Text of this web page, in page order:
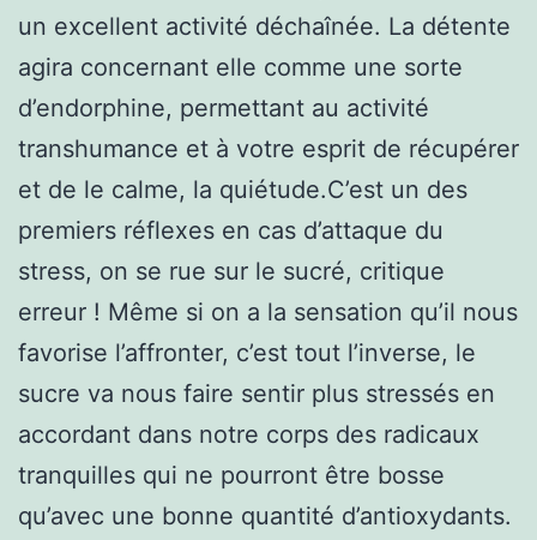
un excellent activité déchaînée. La détente
agira concernant elle comme une sorte
d’endorphine, permettant au activité
transhumance et à votre esprit de récupérer
et de le calme, la quiétude.C’est un des
premiers réflexes en cas d’attaque du
stress, on se rue sur le sucré, critique
erreur ! Même si on a la sensation qu’il nous
favorise l’affronter, c’est tout l’inverse, le
sucre va nous faire sentir plus stressés en
accordant dans notre corps des radicaux
tranquilles qui ne pourront être bosse
qu’avec une bonne quantité d’antioxydants.